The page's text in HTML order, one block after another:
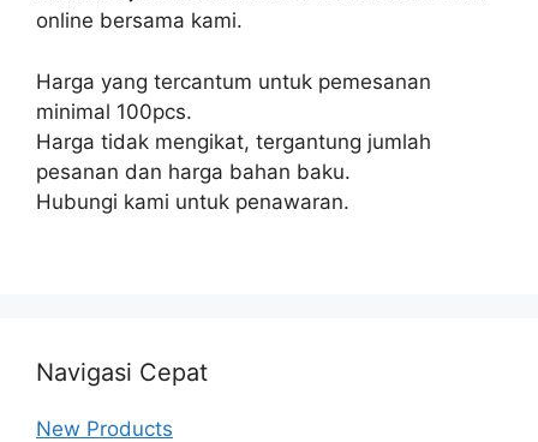
online bersama kami.
Harga yang tercantum untuk pemesanan
minimal 100pcs.
Harga tidak mengikat, tergantung jumlah
pesanan dan harga bahan baku.
Hubungi kami untuk penawaran.
Navigasi Cepat
New Products